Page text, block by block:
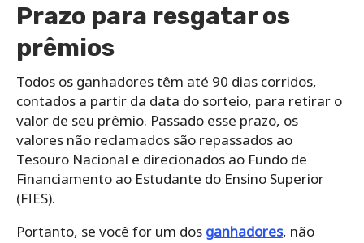
Prazo para resgatar os
prêmios
Todos os ganhadores têm até 90 dias corridos,
contados a partir da data do sorteio, para retirar o
valor de seu prêmio. Passado esse prazo, os
valores não reclamados são repassados ao
Tesouro Nacional e direcionados ao Fundo de
Financiamento ao Estudante do Ensino Superior
(FIES).
Portanto, se você for um dos ganhadores, não